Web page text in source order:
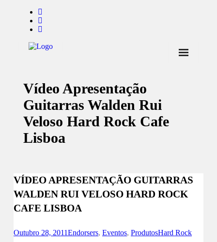
Notícias
Marcas
Endorsers
Contactos
Vídeo Apresentação
Guitarras Walden Rui
Veloso Hard Rock Cafe
Lisboa
VÍDEO APRESENTAÇÃO GUITARRAS
WALDEN RUI VELOSO HARD ROCK
CAFE LISBOA
Outubro 28, 2011Endorsers, Eventos, ProdutosHard Rock